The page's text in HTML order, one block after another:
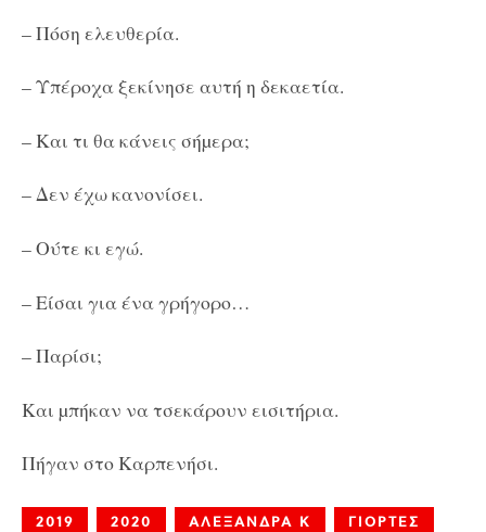
– Πόση ελευθερία.
– Υπέροχα ξεκίνησε αυτή η δεκαετία.
– Και τι θα κάνεις σήµερα;
– Δεν έχω κανονίσει.
– Ούτε κι εγώ.
– Είσαι για ένα γρήγορο…
– Παρίσι;
Και µπήκαν να τσεκάρουν εισιτήρια.
Πήγαν στο Καρπενήσι.
2019 2020 ΑΛΕΞΑΝΔΡΑ Κ ΓΙΟΡΤΕΣ